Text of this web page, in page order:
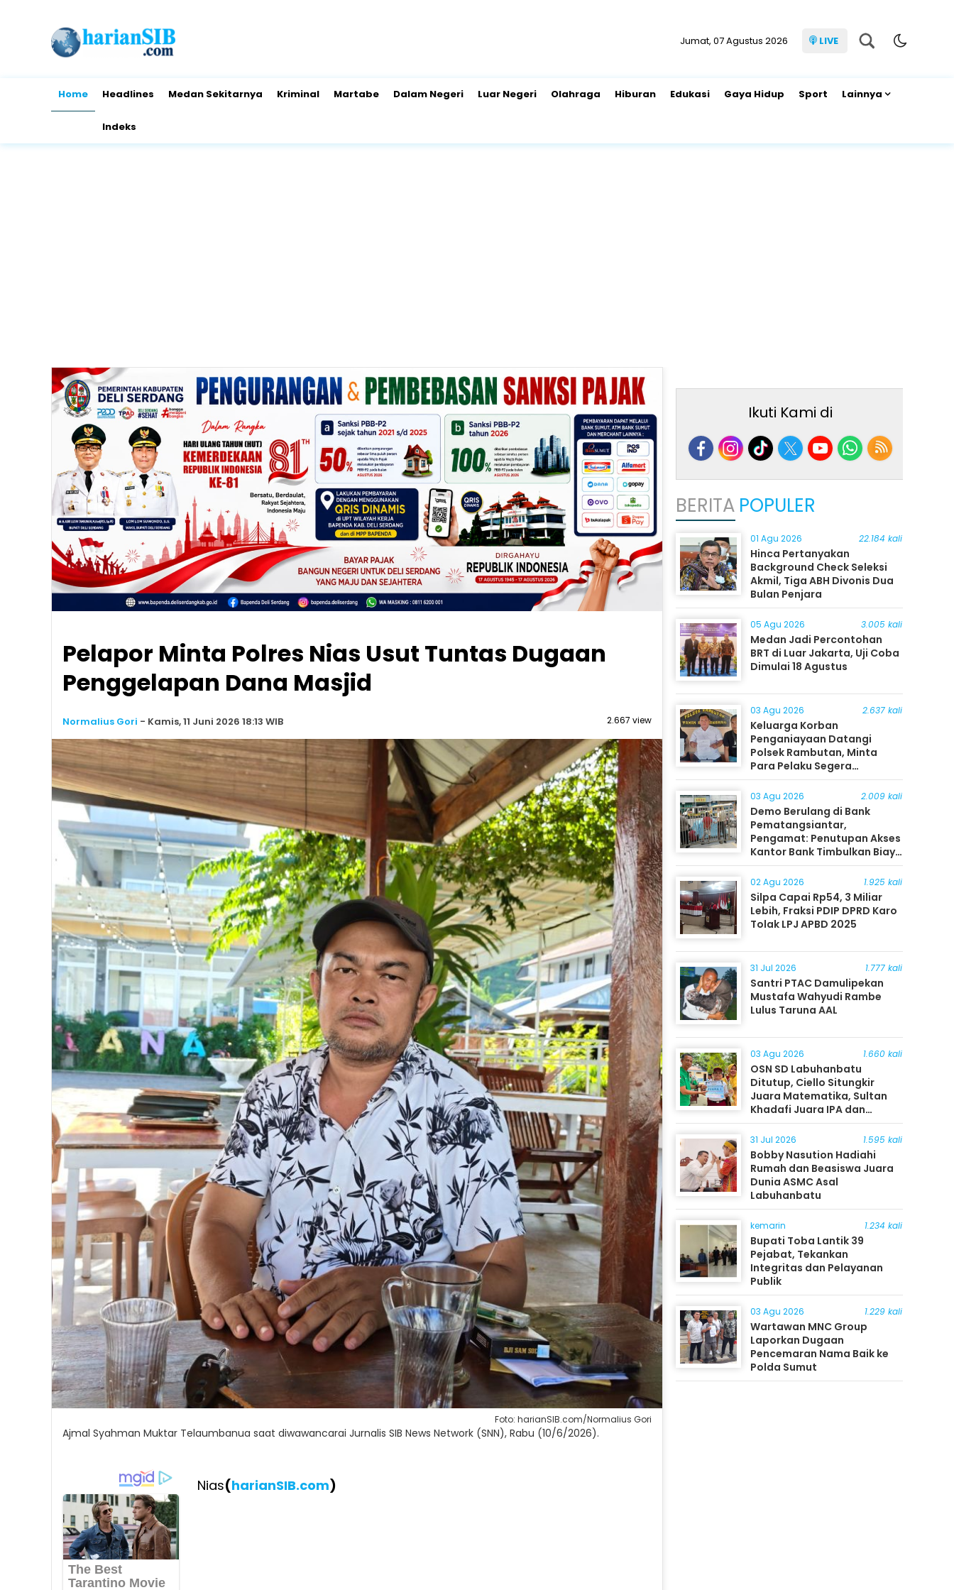
Jumat, 07 Agustus 2026 LIVE
Home Headlines Medan Sekitarnya Kriminal Martabe Dalam Negeri Luar Negeri Olahraga Hiburan Edukasi Gaya Hidup Sport Lainnya
Indeks
Pelapor Minta Polres Nias Usut Tuntas Dugaan
Penggelapan Dana Masjid
Normalius Gori - Kamis, 11 Juni 2026 18:13 WIB 2.667 view
Foto: harianSIB.com/Normalius Gori
Ajmal Syahman Muktar Telaumbanua saat diwawancarai Jurnalis SIB News Network (SNN), Rabu (10/6/2026).
Nias(harianSIB.com)
Ikuti Kami di
BERITA POPULER
01 Agu 2026 22.184 kali
Hinca Pertanyakan
Background Check Seleksi
Akmil, Tiga ABH Divonis Dua
Bulan Penjara
05 Agu 2026 3.005 kali
Medan Jadi Percontohan
BRT di Luar Jakarta, Uji Coba
Dimulai 18 Agustus
03 Agu 2026 2.637 kali
Keluarga Korban
Penganiayaan Datangi
Polsek Rambutan, Minta
Para Pelaku Segera
Ditangkap
03 Agu 2026 2.009 kali
Demo Berulang di Bank
Pematangsiantar,
Pengamat: Penutupan Akses
Kantor Bank Timbulkan Biaya
Ekonomi bagi Masyarakat
02 Agu 2026 1.925 kali
Silpa Capai Rp54, 3 Miliar
Lebih, Fraksi PDIP DPRD Karo
Tolak LPJ APBD 2025
31 Jul 2026 1.777 kali
Santri PTAC Damulipekan
Mustafa Wahyudi Rambe
Lulus Taruna AAL
03 Agu 2026 1.660 kali
OSN SD Labuhanbatu
Ditutup, Ciello Situngkir
Juara Matematika, Sultan
Khadafi Juara IPA dan
Timothy Rangkuti Juara IPS
31 Jul 2026 1.595 kali
Bobby Nasution Hadiahi
Rumah dan Beasiswa Juara
Dunia ASMC Asal
Labuhanbatu
kemarin 1.234 kali
Bupati Toba Lantik 39
Pejabat, Tekankan
Integritas dan Pelayanan
Publik
03 Agu 2026 1.229 kali
Wartawan MNC Group
Laporkan Dugaan
Pencemaran Nama Baik ke
Polda Sumut